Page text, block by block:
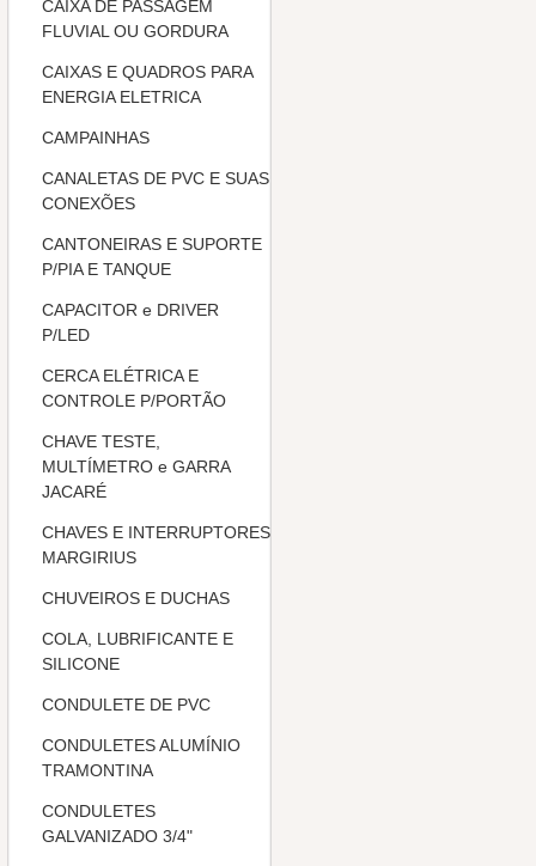
CAIXA DE PASSAGEM
FLUVIAL OU GORDURA
CAIXAS E QUADROS PARA
ENERGIA ELETRICA
CAMPAINHAS
CANALETAS DE PVC E SUAS
CONEXÕES
CANTONEIRAS E SUPORTE
P/PIA E TANQUE
CAPACITOR e DRIVER
P/LED
CERCA ELÉTRICA E
CONTROLE P/PORTÃO
CHAVE TESTE,
MULTÍMETRO e GARRA
JACARÉ
CHAVES E INTERRUPTORES
MARGIRIUS
CHUVEIROS E DUCHAS
COLA, LUBRIFICANTE E
SILICONE
CONDULETE DE PVC
CONDULETES ALUMÍNIO
TRAMONTINA
CONDULETES
GALVANIZADO 3/4"